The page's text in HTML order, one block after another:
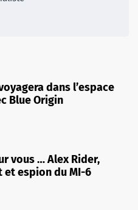
dans l’espace
Blue Origin
vous … Alex Rider,
et espion du MI-6